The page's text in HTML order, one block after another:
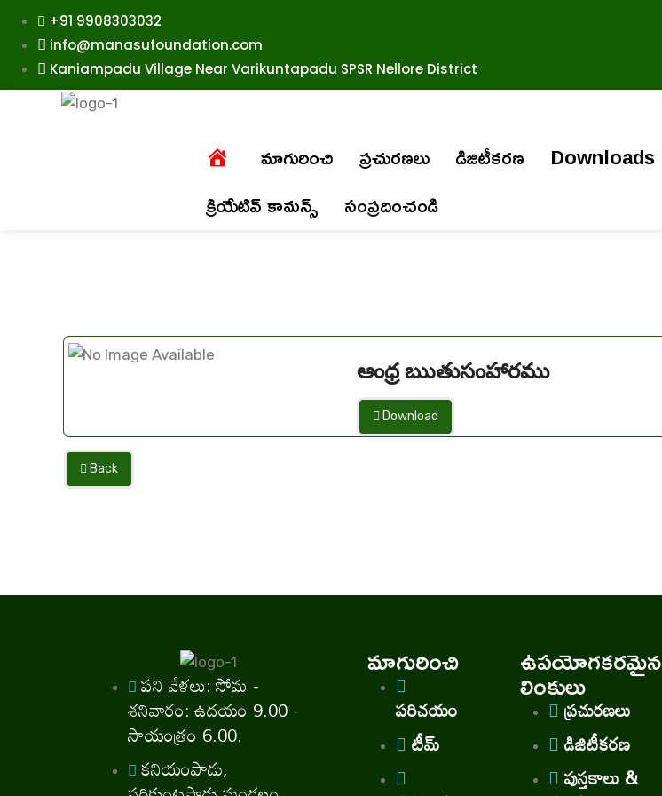
+91 9908303032
info@manasufoundation.com
Kaniampadu Village Near Varikuntapadu SPSR Nellore District
మాగురించి ప్రచురణలు డిజిటీకరణ Downloads
క్రియేటివ్ కామన్స్
సంప్రదించండి
ఆంధ్ర ఋతుసంహారము
Download
Back
పని వేళలు: సోమ -
శనివారం: ఉదయం 9.00 -
సాయంత్రం 6.00.
కనియంపాడు,
మాగురించి
పరిచయం
టీమ్
ఉపయోగకరమైన
లింకులు
ప్రచురణలు
డిజిటీకరణ
పుస్తకాలు &